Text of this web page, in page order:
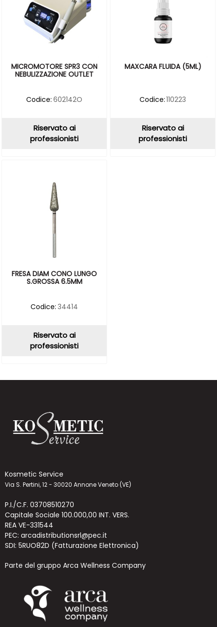
MICROMOTORE SPR3 CON
NEBULIZZAZIONE OUTLET
Codice: 602142O
Riservato ai
professionisti
MAXCARA FLUIDA (5ML)
Codice:110223
Riservato ai
professionisti
FRESA DIAM CONO LUNGO
S.GROSSA 6.5MM
Codice: 34414
Riservato ai
professionisti
Kosmetic Service
Via S. Pertini, 12 - 30020 Annone Veneto (VE)
P.I./C.F. 03708510270
Capitale Sociale 100.000,00 INT. VERS.
REA VE-331544
PEC: arcadistributionsrl@pec.it
SDI: 5RUO82D (Fatturazione Elettronica)
Parte del gruppo Arca Wellness Company